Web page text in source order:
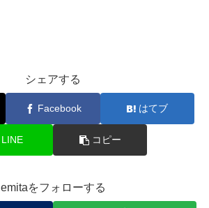
シェアする
Facebook はてブ
LINE コピー
emitaをフォローする